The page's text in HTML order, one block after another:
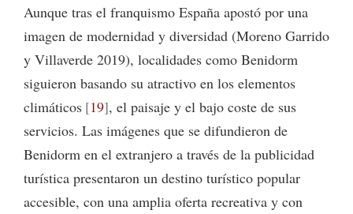
Aunque tras el franquismo España apostó por una
imagen de modernidad y diversidad (Moreno Garrido
y Villaverde 2019), localidades como Benidorm
siguieron basando su atractivo en los elementos
climáticos 19 , el paisaje y el bajo coste de sus
servicios. Las imágenes que se difundieron de
Benidorm en el extranjero a través de la publicidad
turística presentaron un destino turístico popular
accesible, con una amplia oferta recreativa y con